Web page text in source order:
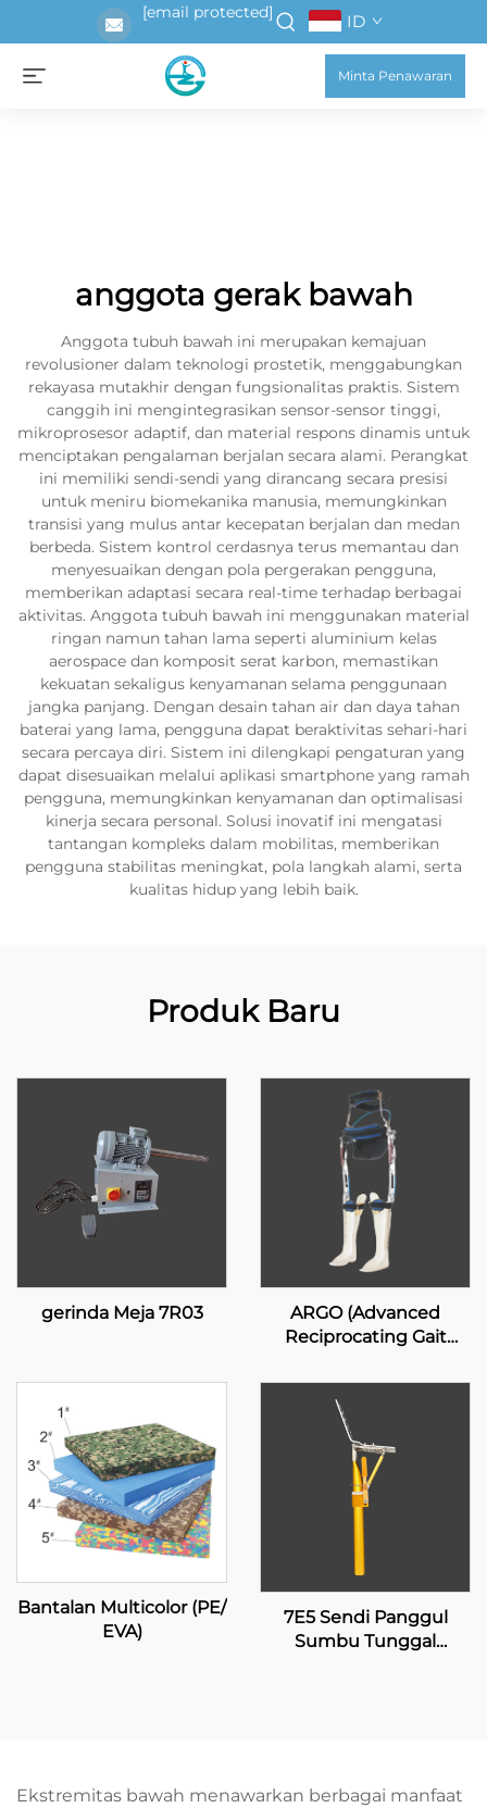
[email protected] ID
Minta Penawaran
anggota gerak bawah
Anggota tubuh bawah ini merupakan kemajuan
revolusioner dalam teknologi prostetik, menggabungkan
rekayasa mutakhir dengan fungsionalitas praktis. Sistem
canggih ini mengintegrasikan sensor-sensor tinggi,
mikroprosesor adaptif, dan material respons dinamis untuk
menciptakan pengalaman berjalan secara alami. Perangkat
ini memiliki sendi-sendi yang dirancang secara presisi
untuk meniru biomekanika manusia, memungkinkan
transisi yang mulus antar kecepatan berjalan dan medan
berbeda. Sistem kontrol cerdasnya terus memantau dan
menyesuaikan dengan pola pergerakan pengguna,
memberikan adaptasi secara real-time terhadap berbagai
aktivitas. Anggota tubuh bawah ini menggunakan material
ringan namun tahan lama seperti aluminium kelas
aerospace dan komposit serat karbon, memastikan
kekuatan sekaligus kenyamanan selama penggunaan
jangka panjang. Dengan desain tahan air dan daya tahan
baterai yang lama, pengguna dapat beraktivitas sehari-hari
secara percaya diri. Sistem ini dilengkapi pengaturan yang
dapat disesuaikan melalui aplikasi smartphone yang ramah
pengguna, memungkinkan kenyamanan dan optimalisasi
kinerja secara personal. Solusi inovatif ini mengatasi
tantangan kompleks dalam mobilitas, memberikan
pengguna stabilitas meningkat, pola langkah alami, serta
kualitas hidup yang lebih baik.
Produk Baru
gerinda Meja 7R03
ARGO (Advanced
Reciprocating Gait
Bantalan Multicolor (PE/
EVA)
7E5 Sendi Panggul
Sumbu Tunggal
Ekstremitas bawah menawarkan berbagai manfaat